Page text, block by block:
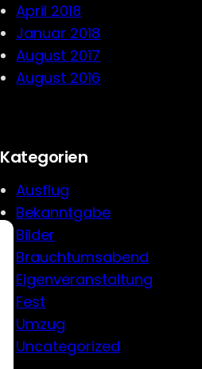
April 2018
Januar 2018
August 2017
August 2016
Kategorien
Ausflug
Bekanntgabe
Bilder
Brauchtumsabend
Eigenveranstaltung
Fest
Umzug
Uncategorized